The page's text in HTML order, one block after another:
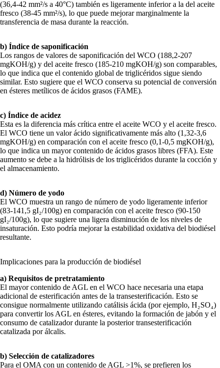
(36,4-42 mm²/s a 40°C) también es ligeramente inferior a la del aceite
fresco (38-45 mm²/s), lo que puede mejorar marginalmente la
transferencia de masa durante la reacción.
b) Índice de saponificación
Los rangos de valores de saponificación del WCO (188,2-207
mgKOH/g) y del aceite fresco (185-210 mgKOH/g) son comparables,
lo que indica que el contenido global de triglicéridos sigue siendo
similar. Esto sugiere que el WCO conserva su potencial de conversión
en ésteres metílicos de ácidos grasos (FAME).
c) Índice de acidez
Esta es la diferencia más crítica entre el aceite WCO y el aceite fresco.
El WCO tiene un valor ácido significativamente más alto (1,32-3,6
mgKOH/g) en comparación con el aceite fresco (0,1-0,5 mgKOH/g),
lo que indica un mayor contenido de ácidos grasos libres (FFA). Este
aumento se debe a la hidrólisis de los triglicéridos durante la cocción y
el almacenamiento.
d) Número de yodo
El WCO muestra un rango de número de yodo ligeramente inferior
(83-141,5 gI₂/100g) en comparación con el aceite fresco (90-150
gI₂/100g), lo que sugiere una ligera disminución de los niveles de
insaturación. Esto podría mejorar la estabilidad oxidativa del biodiésel
resultante.
Implicaciones para la producción de biodiésel
a) Requisitos de pretratamiento
El mayor contenido de AGL en el WCO hace necesaria una etapa
adicional de esterificación antes de la transesterificación. Esto se
consigue normalmente utilizando catálisis ácida (por ejemplo, H₂SO₄)
para convertir los AGL en ésteres, evitando la formación de jabón y el
consumo de catalizador durante la posterior transesterificación
catalizada por álcalis.
b) Selección de catalizadores
Para el OMA con un contenido de AGL >1%, se prefieren los